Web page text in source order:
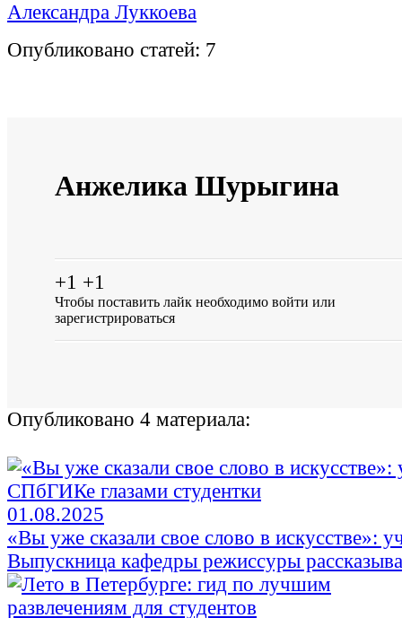
Александра Луккоева
Опубликовано статей: 7
Анжелика Шурыгина
+1 +1
Чтобы поставить лайк необходимо войти или
зарегистрироваться
Опубликовано 4 материала:
01.08.2025
«Вы уже сказали свое слово в искусстве»:
Выпускница кафедры режиссуры